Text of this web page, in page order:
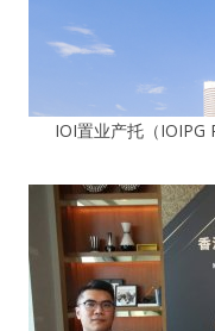
IOI置业产托（IOIPG